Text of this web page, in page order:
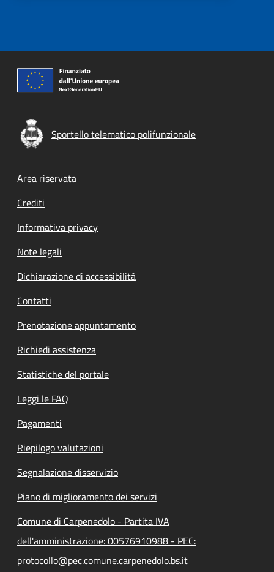
Sportello telematico polifunzionale
Footer menu
Area riservata
Crediti
Informativa privacy
Note legali
Dichiarazione di accessibilità
Contatti
Prenotazione appuntamento
Richiedi assistenza
Statistiche del portale
Leggi le FAQ
Pagamenti
Riepilogo valutazioni
Segnalazione disservizio
Piano di miglioramento dei servizi
Comune di Carpenedolo - Partita IVA
dell'amministrazione: 00576910988 - PEC:
protocollo@pec.comune.carpenedolo.bs.it